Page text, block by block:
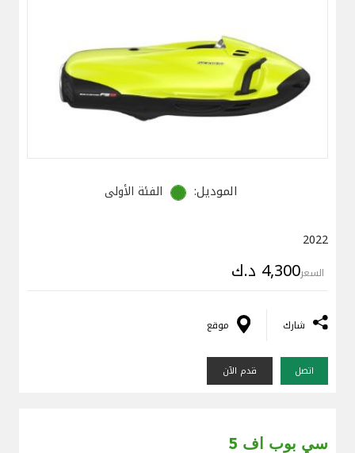
الموديل: الفئة الأولى
2022
السعر4,300 د.ك
شارك موقع
اتصل قدم الآن
سي بوب اف 5